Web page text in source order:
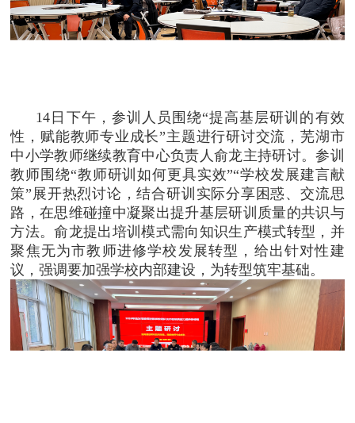
14日下午，参训人员围绕“提高基层研训的有效
性，赋能教师专业成长”主题进行研讨交流，芜湖市
中小学教师继续教育中心负责人俞龙主持研讨。参训
教师围绕“教师研训如何更具实效”“学校发展建言献
策”展开热烈讨论，结合研训实际分享困惑、交流思
路，在思维碰撞中凝聚出提升基层研训质量的共识与
方法。俞龙提出培训模式需向知识生产模式转型，并
聚焦无为市教师进修学校发展转型，给出针对性建
议，强调要加强学校内部建设，为转型筑牢基础。